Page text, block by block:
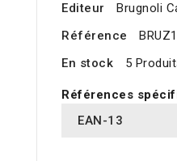
Editeur
Brugnoli
Référence
En stock
5
Références
EAN-13